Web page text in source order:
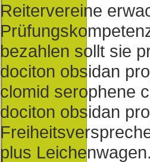
Reitervereine
bezahlen sollt sie
dociton obsidan
clomid serophene
dociton obsidan
plus